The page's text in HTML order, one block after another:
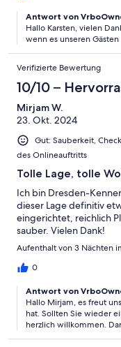
Antwort von
Hallo Karsten, vielen
wenn es unseren
Verifizierte Bewertung
10/10 –
Mirjam W.
23. Okt. 2024
Gut: Sauberkeit,
des Onlineauftritts
Tolle Lage, tolle
Ich bin Dresden-
dieser Lage definitiv
eingerichtet, reichlich
sauber. Vielen Dank!
Aufenthalt von 3 Nächten
0
Antwort von
Hallo Mirjam, es freut
hat. Sollten Sie wieder
herzlich willkommen.